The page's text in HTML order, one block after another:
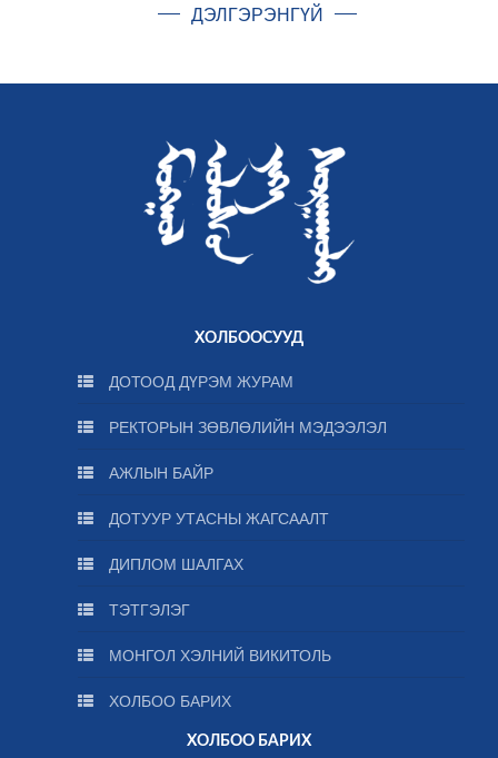
ДЭЛГЭРЭНГҮЙ
ХОЛБООСУУД
ДОТООД ДҮРЭМ ЖУРАМ
РЕКТОРЫН ЗӨВЛӨЛИЙН МЭДЭЭЛЭЛ
АЖЛЫН БАЙР
ДОТУУР УТАСНЫ ЖАГСААЛТ
ДИПЛОМ ШАЛГАХ
ТЭТГЭЛЭГ
МОНГОЛ ХЭЛНИЙ ВИКИТОЛЬ
ХОЛБОО БАРИХ
ХОЛБОО БАРИХ